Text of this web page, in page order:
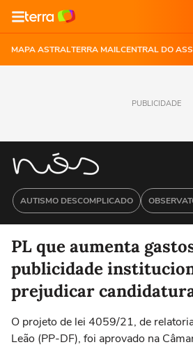
MAPA ASTRALTERRA MAILCENTRAL DO
PUBLICIDADE
AUTISMO DESCOMPLICADO
PL que aumenta
publicidade
prejudicar
O projeto de lei 4059/21, de
Leão (PP-DF), foi aprovado na